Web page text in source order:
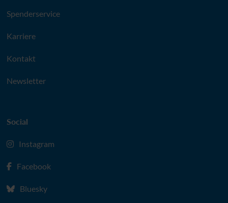
Spenderservice
Karriere
Kontakt
Newsletter
Social
Instagram
Facebook
Bluesky